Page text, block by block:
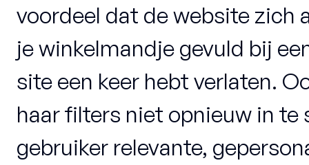
voordeel dat de website zich
je winkelmandje gevuld bij
site een keer hebt verlaten.
haar filters niet opnieuw in te
gebruiker relevante,